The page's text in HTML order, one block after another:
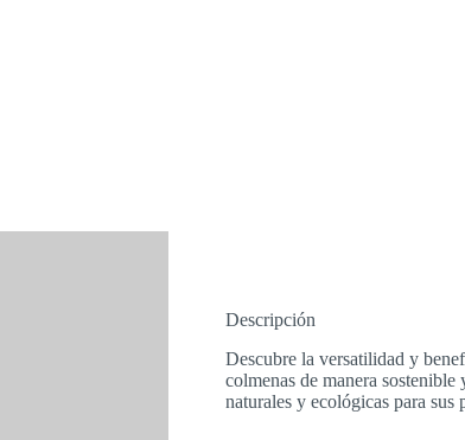
Descripción
Descubre la versatilidad y
colmenas de manera
naturales y ecológicas para sus